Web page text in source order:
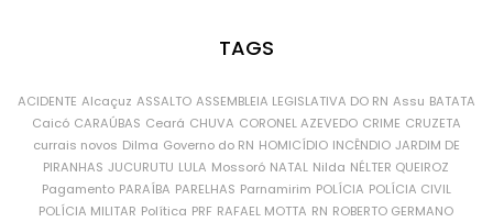
TAGS
ACIDENTE Alcaçuz ASSALTO ASSEMBLEIA LEGISLATIVA DO RN Assu BATATA
Caicó CARAÚBAS Ceará CHUVA CORONEL AZEVEDO CRIME CRUZETA
currais novos Dilma Governo do RN HOMICÍDIO INCÊNDIO JARDIM DE
PIRANHAS JUCURUTU LULA Mossoró NATAL Nilda NÉLTER QUEIROZ
Pagamento PARAÍBA PARELHAS Parnamirim POLÍCIA POLÍCIA CIVIL
POLÍCIA MILITAR Política PRF RAFAEL MOTTA RN ROBERTO GERMANO